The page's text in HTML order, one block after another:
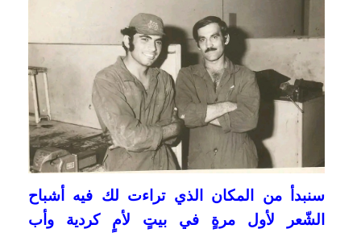
سنبدأ من المكان الذي تراءت لك فيه أشباح
الشّعر لأول مرةٍ في بيتٍ لأمٍ كردية وأب